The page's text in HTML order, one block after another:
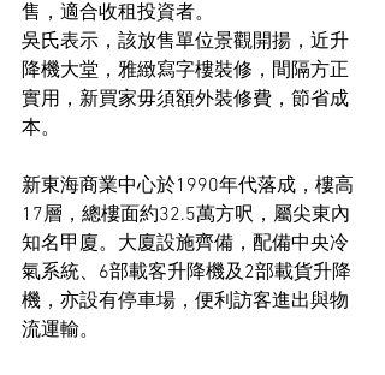
售，適合收租投資者。
吳氏表示，該放售單位景觀開揚，近升
降機大堂，雅緻寫字樓裝修，間隔方正
實用，新買家毋須額外裝修費，節省成
本。
新東海商業中心於1990年代落成，樓高
17層，總樓面約32.5萬方呎，屬尖東內
知名甲廈。大廈設施齊備，配備中央冷
氣系統、6部載客升降機及2部載貨升降
機，亦設有停車場，便利訪客進出與物
流運輸。